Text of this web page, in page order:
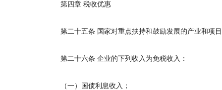
第四章 税收优惠
第二十五条 国家对重点扶持和鼓励发展的产业和项
第二十六条 企业的下列收入为免税收入：
（一）国债利息收入；